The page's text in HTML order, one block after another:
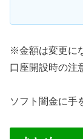
※金額は変更に
口座開設時の注
ソフト闇金に手